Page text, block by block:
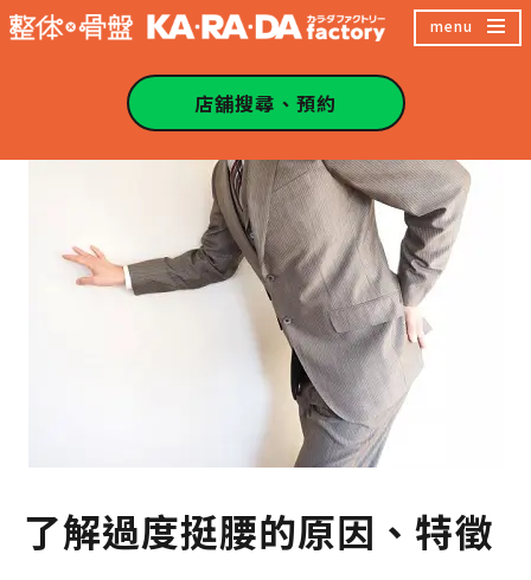
跳
容
menu
店舖搜尋、預約
了解過度挺腰的原因、特徵